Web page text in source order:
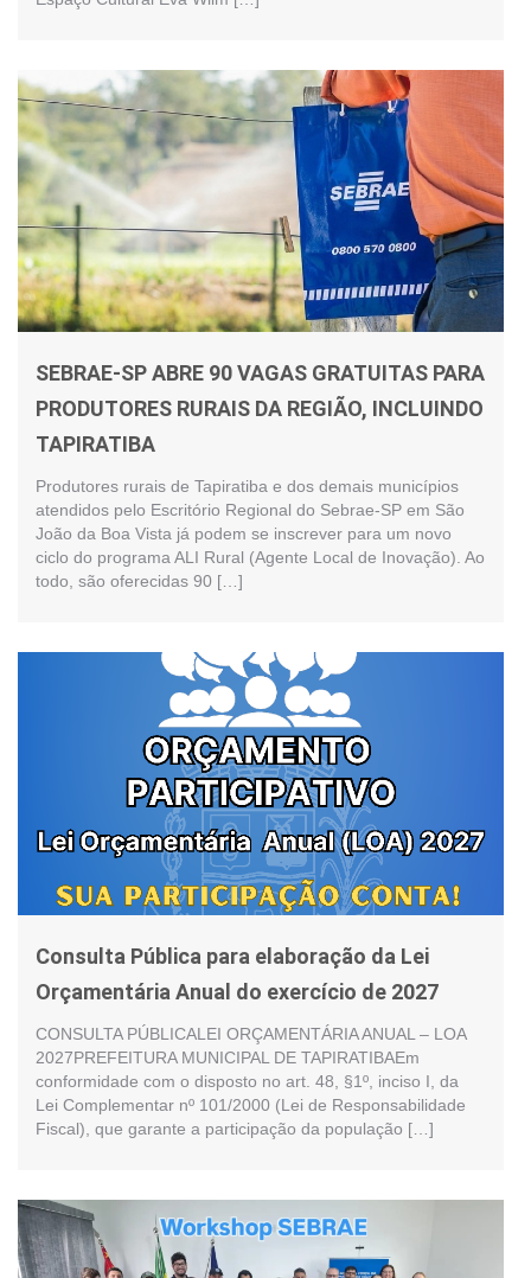
SEBRAE-SP ABRE 90 VAGAS GRATUITAS PARA
PRODUTORES RURAIS DA REGIÃO, INCLUINDO
TAPIRATIBA
Produtores rurais de Tapiratiba e dos demais municípios
atendidos pelo Escritório Regional do Sebrae-SP em São
João da Boa Vista já podem se inscrever para um novo
ciclo do programa ALI Rural (Agente Local de Inovação). Ao
todo, são oferecidas 90 […]
Consulta Pública para elaboração da Lei
Orçamentária Anual do exercício de 2027
CONSULTA PÚBLICALEI ORÇAMENTÁRIA ANUAL – LOA
2027PREFEITURA MUNICIPAL DE TAPIRATIBAEm
conformidade com o disposto no art. 48, §1º, inciso I, da
Lei Complementar nº 101/2000 (Lei de Responsabilidade
Fiscal), que garante a participação da população […]